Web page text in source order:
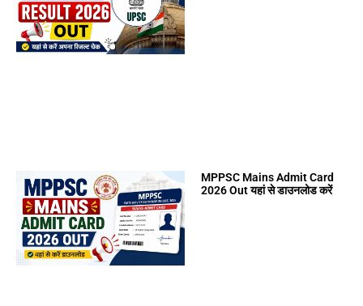
MPPSC Mains Admit Card
2026 Out यहां से डाउनलोड करें